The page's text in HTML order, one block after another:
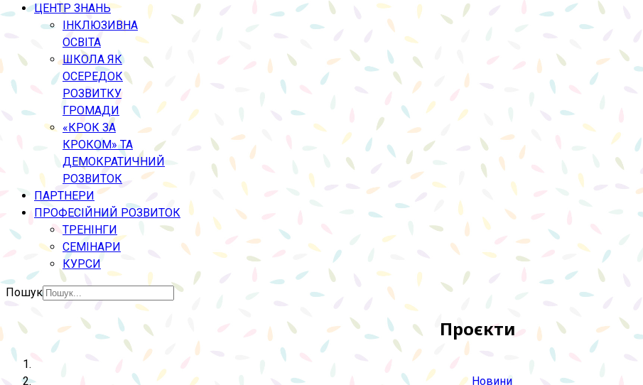
ЦЕНТР ЗНАНЬ
ІНКЛЮЗИВНА
ОСВІТА
ШКОЛА ЯК
ОСЕРЕДОК
РОЗВИТКУ
ГРОМАДИ
«КРОК ЗА
КРОКОМ» ТА
ДЕМОКРАТИЧНИЙ
РОЗВИТОК
ПАРТНЕРИ
ПРОФЕСІЙНИЙ РОЗВИТОК
ТРЕНІНГИ
СЕМІНАРИ
КУРСИ
Пошук
Проєкти
Новини